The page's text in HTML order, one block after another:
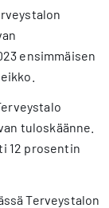
ensimmäisen
tuloskäänne.
12 prosentin
Terveystalon